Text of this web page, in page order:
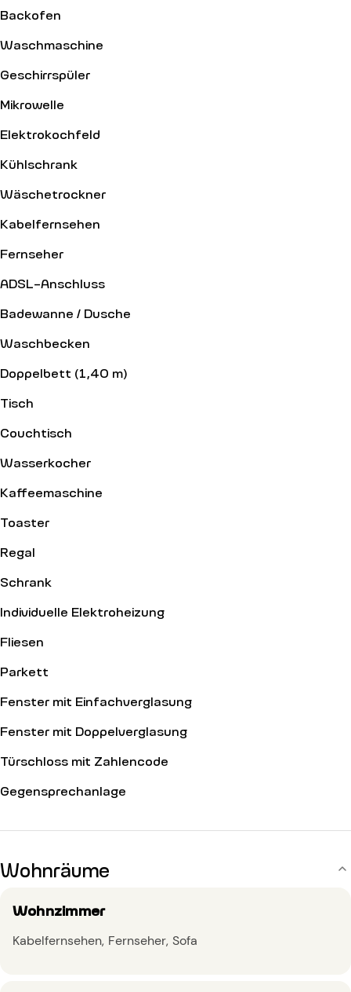
Backofen
Waschmaschine
Geschirrspüler
Mikrowelle
Elektrokochfeld
Kühlschrank
Wäschetrockner
Kabelfernsehen
Fernseher
ADSL-Anschluss
Badewanne / Dusche
Waschbecken
Doppelbett (1,40 m)
Tisch
Couchtisch
Wasserkocher
Kaffeemaschine
Toaster
Regal
Schrank
Individuelle Elektroheizung
Fliesen
Parkett
Fenster mit Einfachverglasung
Fenster mit Doppelverglasung
Türschloss mit Zahlencode
Gegensprechanlage
Wohnräume
Wohnzimmer
Kabelfernsehen Fernseher Sofa